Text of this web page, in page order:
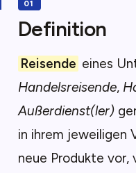
Definition
Reisende eines
Handelsreisende,
Außerdienst(ler)
in ihrem jeweiligen
neue Produkte vor,